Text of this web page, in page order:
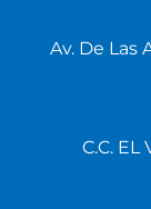
Av. De Las
C.C. EL